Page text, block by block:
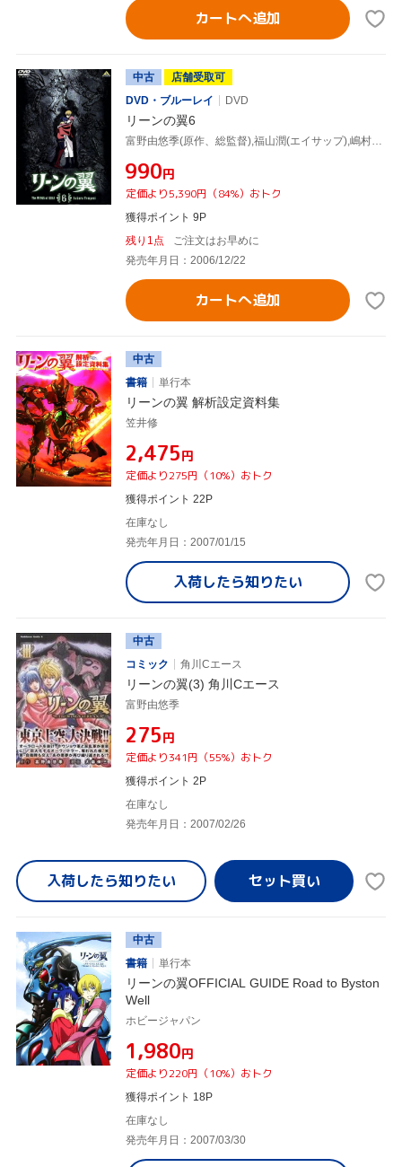
カートへ追加
中古
店舗受取可
DVD・ブルーレイ
DVD
リーンの翼6
富野由悠季(原作、総監督),福山潤(エイサップ),嶋村侑(リュクス)
¥990円
定価より5,390円（84%）おトク
獲得ポイント 9P
残り1点
ご注文はお早めに
発売年月日：2006/12/22
カートへ追加
中古
書籍
単行本
リーンの翼 解析設定資料集
笠井修
¥2,475円
定価より275円（10%）おトク
獲得ポイント 22P
在庫なし
発売年月日：2007/01/15
入荷したら知りたい
中古
コミック
角川Cエース
リーンの翼(3) 角川Cエース
富野由悠季
¥275円
定価より341円（55%）おトク
獲得ポイント 2P
在庫なし
発売年月日：2007/02/26
入荷したら知りたい
中古
書籍
単行本
リーンの翼OFFICIAL GUIDE Road to Byston
Well
ホビージャパン
¥1,980円
定価より220円（10%）おトク
獲得ポイント 18P
在庫なし
発売年月日：2007/03/30